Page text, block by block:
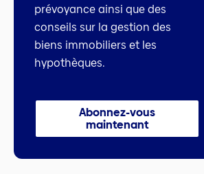
prévoyance ainsi que des
conseils sur la gestion des
biens immobiliers et les
hypothèques.
Abonnez-vous
maintenant